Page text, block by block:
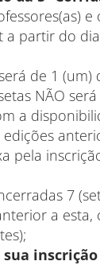
a partir do
de 1
NÃO
a
pela
7
a
sua inscrição